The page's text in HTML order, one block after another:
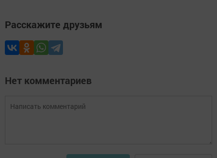
Расскажите друзьям
Нет комментариев